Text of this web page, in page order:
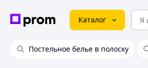
Каталог
Постельное белье в полоску